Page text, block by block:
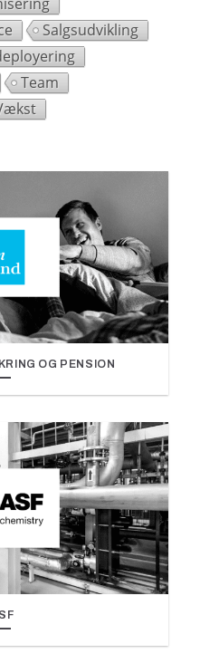
Salgsudvikling
Team
OG PENSION